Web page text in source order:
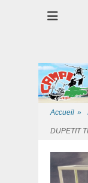
Accueil »
DUPETIT